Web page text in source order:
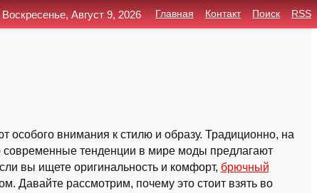
особого внимания к стилю и образу. Традиционно, на
современные тенденции в мире моды предлагают
вы ищете оригинальность и комфорт, брючный
Давайте рассмотрим, почему это стоит взять во
Август 9, 2026 Главная Контакт Поиск RSS